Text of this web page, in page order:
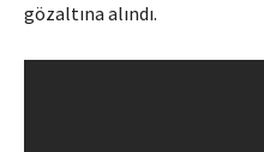
gözaltına alındı.